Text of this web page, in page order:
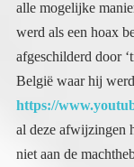
België waar hij
https://